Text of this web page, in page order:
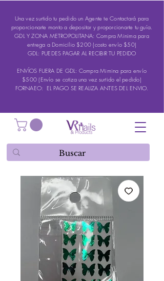
Una vez surtido tu pedido un Agente te Contactará para
proporcionarte monto a depositar y proporcionarte tu guía.
GDL Y ZONA METROPOLITANA: Compra Minima para
entrega a Domicilio $200 (costo envío $50)
GDL: PUEDES PAGAR AL RECIBIR TU PEDIDO
ENVÍOS FUERA DE GDL: Compra Mimina para envío
$500 (Envío se cotiza una vez surtido el pedido)
FORNAEO: EL PAGO SE REALIZA ANTES DEL ENVIO.